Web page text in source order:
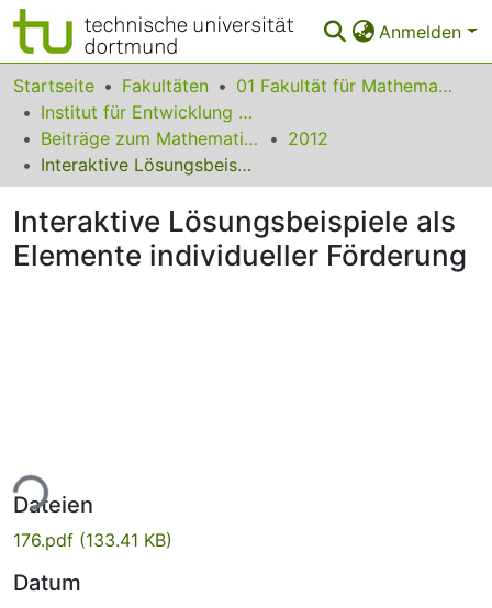
Anmelden
Bereiche & Sammlungen
Das gesamte Repositorium
Statistiken
FAQ
Leitlinien
Startseite Fakultäten
01 Fakultät für Mathematik
Institut für Entwicklung und Erforschung des Mathematikunterrichts
Beiträge zum Mathematikunterricht
2012
Interaktive Lösungsbeispiele als Elemente individueller Förderung
Interaktive Lösungsbeispiele als
Elemente individueller Förderung
Dateien
176.pdf (133.41 KB)
Datum